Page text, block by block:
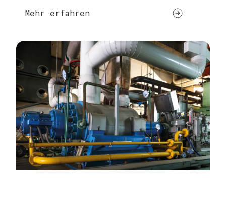
Mehr erfahren